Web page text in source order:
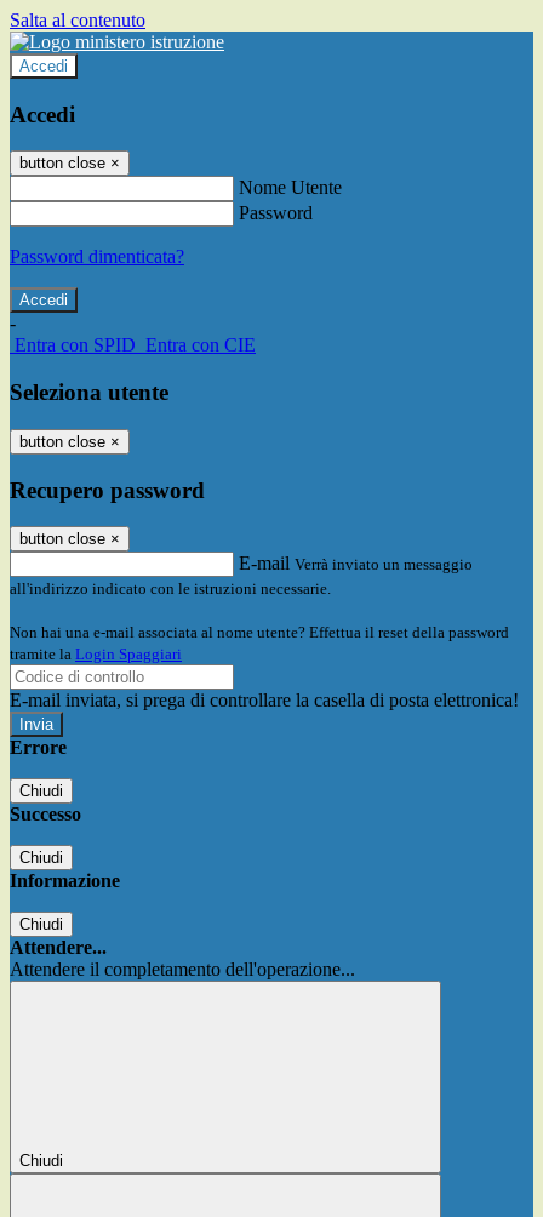
Salta al contenuto
Accedi
Accedi
button close ×
Nome Utente
Password
Password dimenticata?
-
Entra con SPID Entra con CIE
Seleziona utente
button close ×
Recupero password
button close ×
E-mail Verrà inviato un messaggio
all'indirizzo indicato con le istruzioni necessarie.
Non hai una e-mail associata al nome utente? Effettua il reset della password
tramite la Login Spaggiari
E-mail inviata, si prega di controllare la casella di posta elettronica!
Errore
Chiudi
Successo
Chiudi
Informazione
Chiudi
Attendere...
Attendere il completamento dell'operazione...
Chiudi